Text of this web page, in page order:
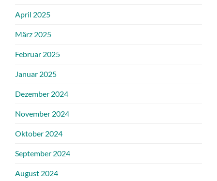
April 2025
März 2025
Februar 2025
Januar 2025
Dezember 2024
November 2024
Oktober 2024
September 2024
August 2024